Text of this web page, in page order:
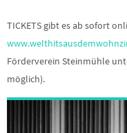
TICKETS gibt es ab sofort
Förderverein Steinmühle
möglich).